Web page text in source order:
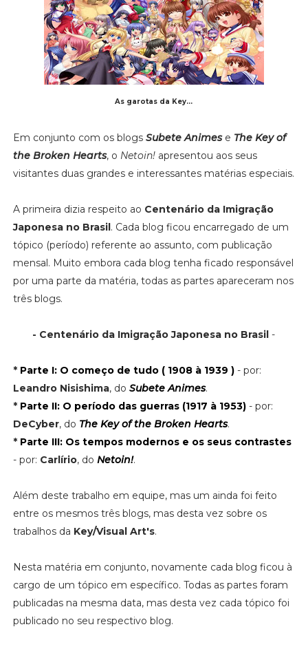
As garotas da Key...
Em conjunto com os blogs Subete Animese The Key of
the Broken Hearts, o Netoin!apresentou aos seus
visitantes duas grandes e interessantes matérias especiais.
A primeira dizia respeito ao Centenário da Imigração
Japonesa no Brasil. Cada blog ficou encarregado de um
tópico (período) referente ao assunto, com publicação
mensal. Muito embora cada blog tenha ficado responsável
por uma parte da matéria, todas as partes apareceram nos
três blogs.
- Centenário da Imigração Japonesa no Brasil -
* Parte I: O começo de tudo ( 1908 à 1939 )- por:
Leandro Nisishima, do Subete Animes.
* Parte II: O período das guerras (1917 à 1953)- por:
DeCyber, do The Key of the Broken Hearts.
* Parte III: Os tempos modernos e os seus contrastes
- por: Carlírio, do Netoin!.
Além deste trabalho em equipe, mas um ainda foi feito
entre os mesmos três blogs, mas desta vez sobre os
trabalhos da Key/Visual Art's.
Nesta matéria em conjunto, novamente cada blog ficou à
cargo de um tópico em específico. Todas as partes foram
publicadas na mesma data, mas desta vez cada tópico foi
publicado no seu respectivo blog.